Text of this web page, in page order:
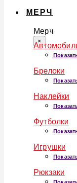
МЕРЧ
Мерч
×
Брелоки
Наклейки
Футболки
Игрушки
Рюкзаки